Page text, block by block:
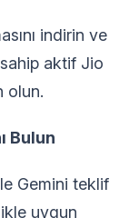
indirin ve
sahip aktif Jio
olun.
Bulun
Gemini teklif
uygun